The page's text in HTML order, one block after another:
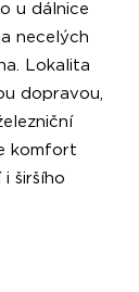
u dálnice
necelých
Lokalita
dopravou,
komfort
širšího